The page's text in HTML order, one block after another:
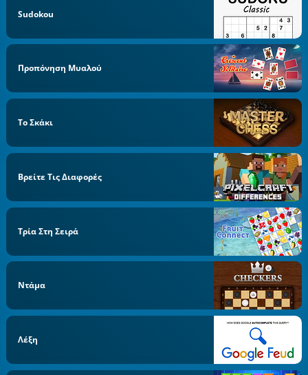
Sudokou
Προπόνηση Μυαλού
Το Σκάκι
Βρείτε Τις Διαφορές
Τρία Στη Σειρά
Ντάμα
Λέξη